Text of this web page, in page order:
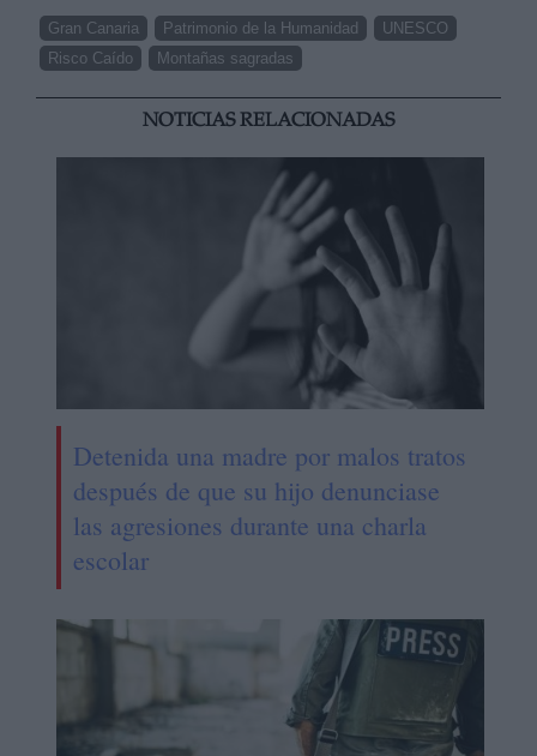
Gran Canaria Patrimonio de la Humanidad
UNESCO
Risco Caído
Montañas sagradas
NOTICIAS RELACIONADAS
Detenida una madre por malos tratos
después de que su hijo denunciase
las agresiones durante una charla
escolar